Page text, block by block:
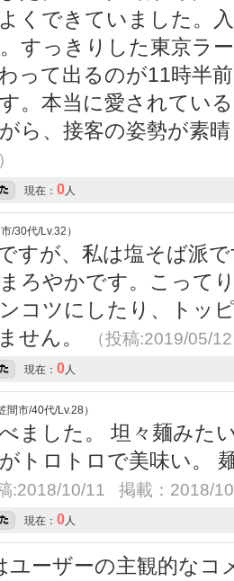
くできていました。
すっきりした東京ラ
って出るのが11時半
。本当に愛されてい
ら、接客の姿勢が素
現在： 0人
/30代/Lv.32）
すが、私は塩そば派
ろやかです。こって
コツにしたり、トッ
せん。
（投稿:2019/05/
現在： 0人
市/40代/Lv.28）
ました。 坦々麺みた
トロトロで美味い。
稿:2018/10/11 掲載：2018/
現在： 0人
ーザーの主観的なコ